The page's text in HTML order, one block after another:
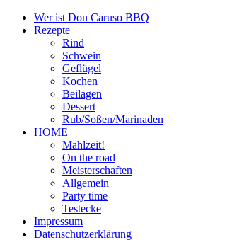
Wer ist Don Caruso BBQ
Rezepte
Rind
Schwein
Geflügel
Kochen
Beilagen
Dessert
Rub/Soßen/Marinaden
HOME
Mahlzeit!
On the road
Meisterschaften
Allgemein
Party time
Testecke
Impressum
Datenschutzerklärung